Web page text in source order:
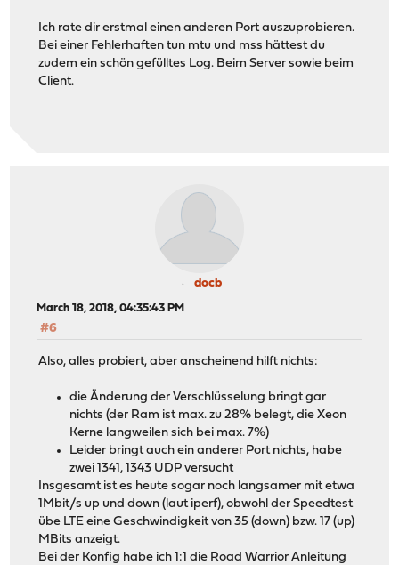
Ich rate dir erstmal einen anderen Port auszuprobieren.
Bei einer Fehlerhaften tun mtu und mss hättest du
zudem ein schön gefülltes Log. Beim Server sowie beim
Client.
docb
March 18, 2018, 04:35:43 PM
#6
Also, alles probiert, aber anscheinend hilft nichts:
die Änderung der Verschlüsselung bringt gar
nichts (der Ram ist max. zu 28% belegt, die Xeon
Kerne langweilen sich bei max. 7%)
Leider bringt auch ein anderer Port nichts, habe
zwei 1341, 1343 UDP versucht
Insgesamt ist es heute sogar noch langsamer mit etwa
1Mbit/s up und down (laut iperf), obwohl der Speedtest
übe LTE eine Geschwindigkeit von 35 (down) bzw. 17 (up)
MBits anzeigt.
Bei der Konfig habe ich 1:1 die Road Warrior Anleitung